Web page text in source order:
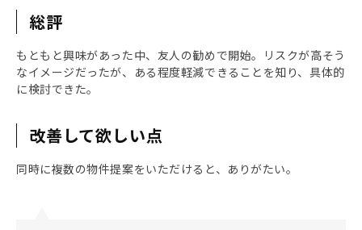
総評
もともと興味があった中、友人の勧めで開始。リスクが高そう
なイメージだったが、ある程度軽減できることを知り、具体的
に検討できた。
改善して欲しい点
同時に複数の物件提案をいただけると、ありがたい。